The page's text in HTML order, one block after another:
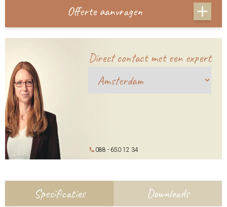
Offerte aanvragen
Direct contact met een expert
088 - 650 12 34
Specificaties Downloads